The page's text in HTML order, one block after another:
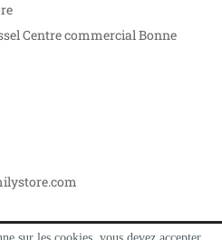
Centre commercial Bonne